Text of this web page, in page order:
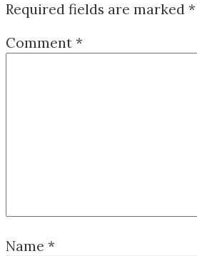
Required fields are marked *
Comment *
Name *